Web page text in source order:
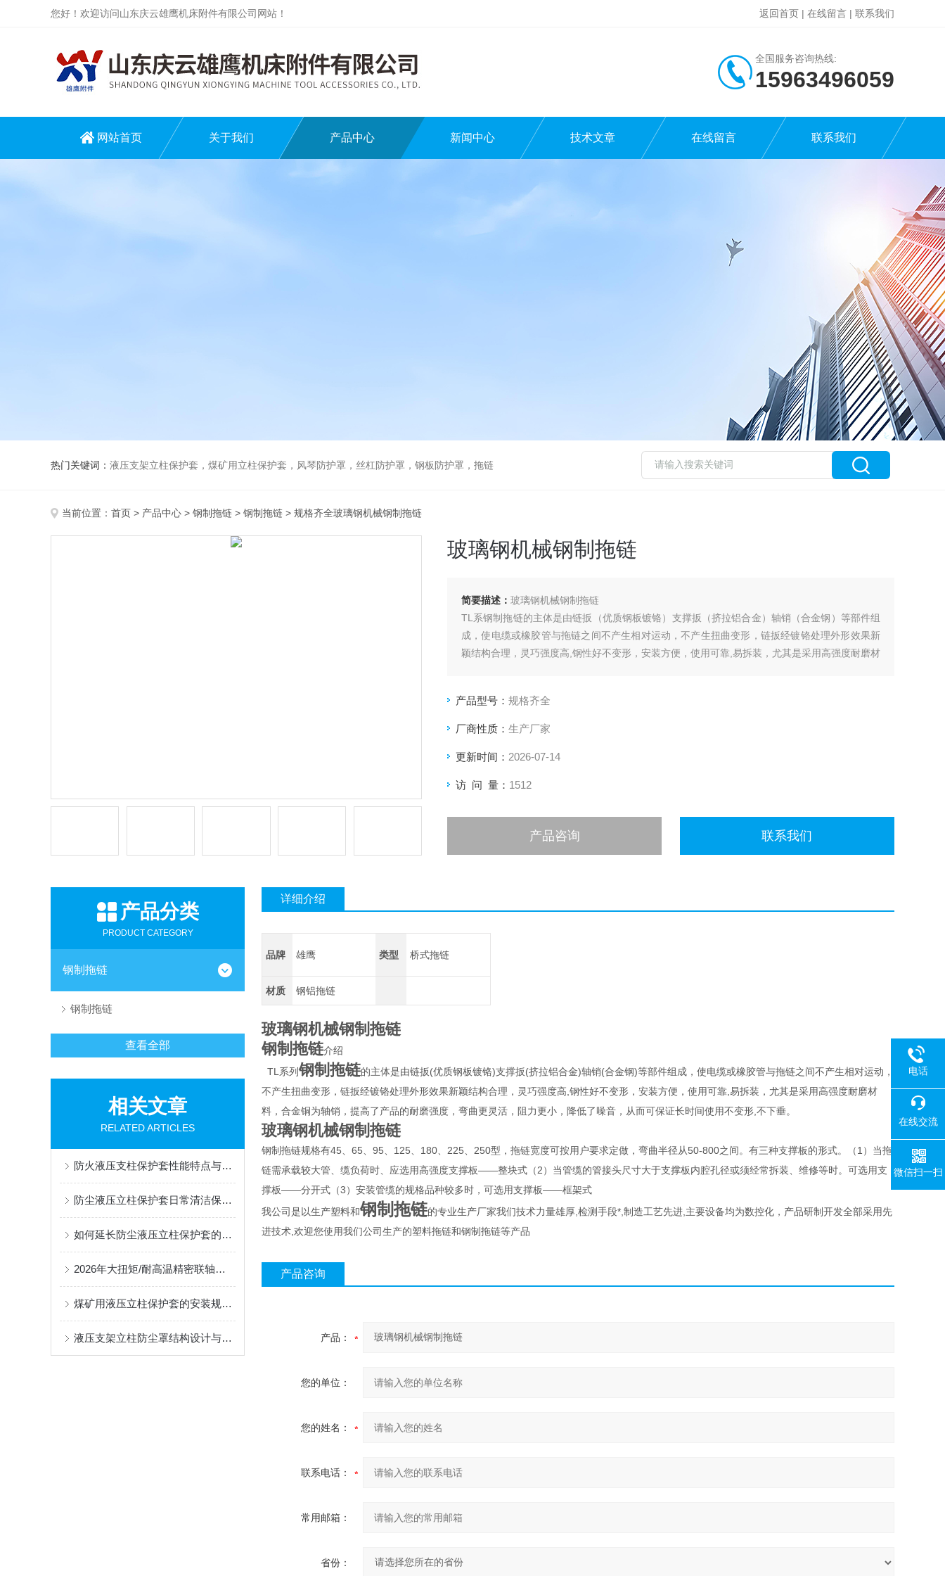
您好！欢迎访问山东庆云雄鹰机床附件有限公司网站！ 返回首页 | 在线留言 | 联系我们
全国服务咨询热线:
15963496059
网站首页 关于我们 产品中心 新闻中心 技术文章 在线留言 联系我们
热门关键词： 液压支架立柱保护套，煤矿用立柱保护套，风琴防护罩，丝杠防护罩，钢板防护罩，拖链
当前位置： 首页 > 产品中心 > 钢制拖链 > 钢制拖链 > 规格齐全玻璃钢机械钢制拖链
玻璃钢机械钢制拖链
简要描述： 玻璃钢机械钢制拖链
TL系钢制拖链的主体是由链扳（优质钢板镀铬）支撑扳（挤拉铝合金）轴销（合金钢）等部件组
成，使电缆或橡胶管与拖链之间不产生相对运动，不产生扭曲变形，链扳经镀铬处理外形效果新
颖结构合理，灵巧强度高,钢性好不变形，安装方便，使用可靠,易拆装，尤其是采用高强度耐磨材
产品型号： 规格齐全
厂商性质： 生产厂家
更新时间： 2026-07-14
访 问 量： 1512
产品咨询 联系我们
产品分类
PRODUCT CATEGORY
钢制拖链
钢制拖链
查看全部
相关文章
RELATED ARTICLES
防火液压支柱保护套性能特点与阻燃防护应用
防尘液压立柱保护套日常清洁保养与更换规范
如何延长防尘液压立柱保护套的使用寿命？
2026年大扭矩/耐高温精密联轴器定制找哪家？能实现精准定制的优质厂家盘点
煤矿用液压立柱保护套的安装规范与使用寿命提升方案
液压支架立柱防尘罩结构设计与密封防护原理
详细介绍
品牌 雄鹰 类型 桥式拖链
材质 钢铝拖链
玻璃钢机械钢制拖链
钢制拖链介绍
TL系列钢制拖链的主体是由链扳(优质钢板镀铬)支撑扳(挤拉铝合金)轴销(合金钢)等部件组成，使电缆或橡胶管与拖链之间不产生相对运动，
不产生扭曲变形，链扳经镀铬处理外形效果新颖结构合理，灵巧强度高,钢性好不变形，安装方便，使用可靠,易拆装，尤其是采用高强度耐磨材
料，合金铜为轴销，提高了产品的耐磨强度，弯曲更灵活，阻力更小，降低了噪音，从而可保证长时间使用不变形,不下垂。
玻璃钢机械钢制拖链
钢制拖链规格有45、65、95、125、180、225、250型，拖链宽度可按用户要求定做，弯曲半径从50-800之间。有三种支撑板的形式。（1）当拖
链需承载较大管、缆负荷时、应选用高强度支撑板——整块式（2）当管缆的管接头尺寸大于支撑板内腔孔径或须经常拆装、维修等时。可选用支
撑板——分开式（3）安装管缆的规格品种较多时，可选用支撑板——框架式
我公司是以生产塑料和钢制拖链的专业生产厂家我们技术力量雄厚,检测手段*,制造工艺先进,主要设备均为数控化，产品研制开发全部采用先
进技术,欢迎您使用我们公司生产的塑料拖链和钢制拖链等产品
产品咨询
产品：
您的单位：
您的姓名：
联系电话：
常用邮箱：
省份：
电话
在线交流
微信扫一扫